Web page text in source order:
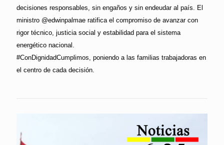
decisiones responsables, sin engaños y sin endeudar al país. El
ministro @edwinpalmae ratifica el compromiso de avanzar con
rigor técnico, justicia social y estabilidad para el sistema
energético nacional.
#ConDignidadCumplimos, poniendo a las familias trabajadoras en
el centro de cada decisión.